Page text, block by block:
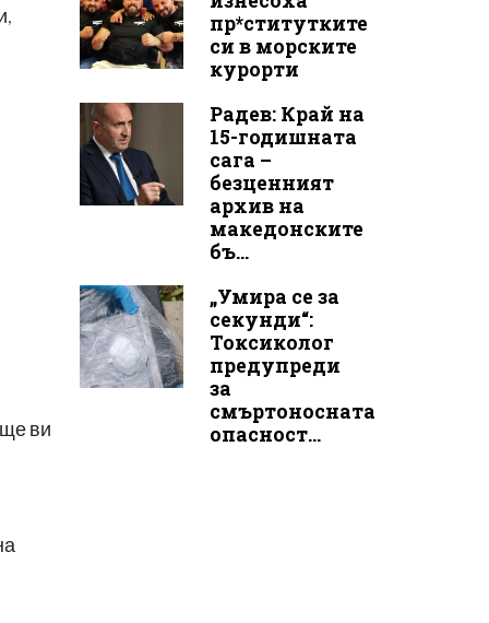
ви
пр*ститутките
си в морските
курорти
Радев: Край на
15-годишната
сага –
безценният
архив на
македонските
бъ...
„Умира се за
секунди“:
Токсиколог
предупреди
за
смъртоносната
опасност...